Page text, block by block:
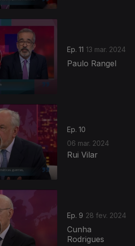
Ep. 11 13 mar. 2024
Paulo Rangel
Ep. 10
06 mar. 2024
Rui Vilar
Ep. 9 28 fev. 2024
Cunha
Rodrigues